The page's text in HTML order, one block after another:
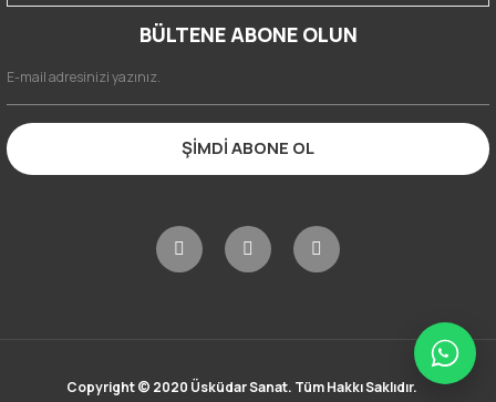
BÜLTENE ABONE OLUN
ŞİMDİ ABONE OL
Copyright © 2020 Üsküdar Sanat. Tüm Hakkı Saklıdır.